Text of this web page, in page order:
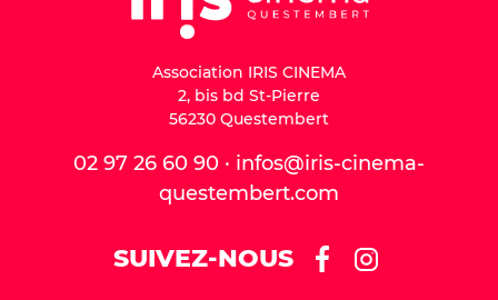
Association IRIS CINEMA
2, bis bd St-Pierre
56230 Questembert
02 97 26 60 90 · infos@iris-cinema-
questembert.com
SUIVEZ-NOUS